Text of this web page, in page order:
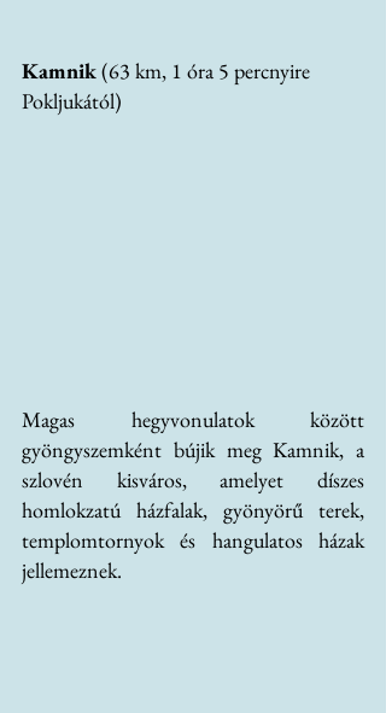
Kamnik (63 km, 1 óra 5 percnyire
Pokljukától)
Magas hegyvonulatok között
gyöngyszemként bújik meg Kamnik, a
szlovén kisváros, amelyet díszes
homlokzatú házfalak, gyönyörű terek,
templomtornyok és hangulatos házak
jellemeznek.